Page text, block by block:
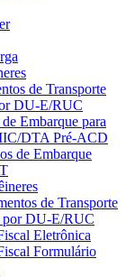
de Transporte
DU-E/RUC
Embarque para
DTA Pré-ACD
de Embarque
de Transporte
por DU-E/RUC
Eletrônica
Formulário